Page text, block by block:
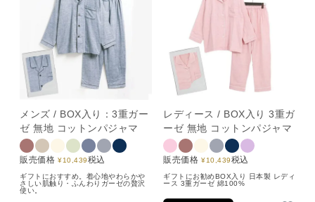
メンズ / BOX入り：3重ガー
ゼ 無地 コットンパジャマ
販売価格 ¥10,439税込
ギフトにおすすめ。着心地やわらかや
さしい肌触り・ふんわりガーゼの贅沢
使い。
レディース / BOX入り 3重ガ
ーゼ 無地 コットンパジャマ
販売価格 ¥10,439税込
ギフトにお勧めBOX入り 日本製 レディ
ース 3重ガーゼ 綿100%